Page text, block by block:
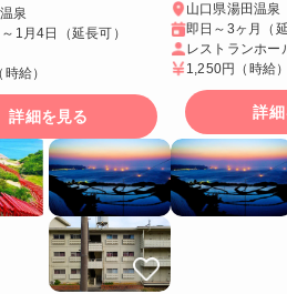
泉
1月4日（延長可）
（時給）
詳細を見る
山口県湯田温泉
即日～3ヶ月（延
レストランホー
1,250円
（時給）
詳